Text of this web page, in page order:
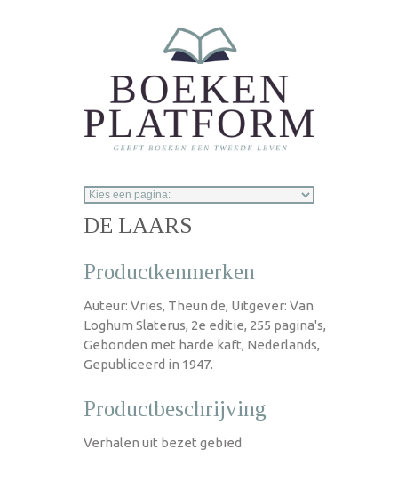
DE LAARS
Productkenmerken
Auteur: Vries, Theun de, Uitgever: Van
Loghum Slaterus, 2e editie, 255 pagina's,
Gebonden met harde kaft, Nederlands,
Gepubliceerd in 1947.
Productbeschrijving
Verhalen uit bezet gebied